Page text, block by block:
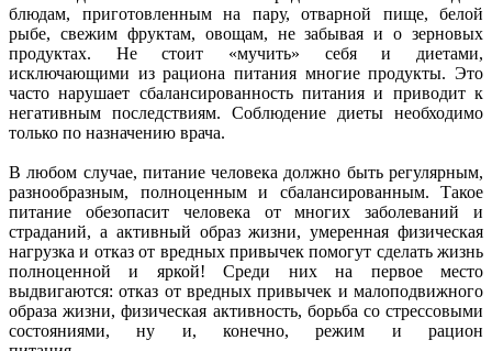
блюдам, приготовленным на пару, отварной пище, белой
рыбе, свежим фруктам, овощам, не забывая и о зерновых
продуктах. Не стоит «мучить» себя и диетами,
исключающими из рациона питания многие продукты. Это
часто нарушает сбалансированность питания и приводит к
негативным последствиям. Соблюдение диеты необходимо
только по назначению врача.
В любом случае, питание человека должно быть регулярным,
разнообразным, полноценным и сбалансированным. Такое
питание обезопасит человека от многих заболеваний и
страданий, а активный образ жизни, умеренная физическая
нагрузка и отказ от вредных привычек помогут сделать жизнь
полноценной и яркой! Среди них на первое место
выдвигаются: отказ от вредных привычек и малоподвижного
образа жизни, физическая активность, борьба со стрессовыми
состояниями, ну и, конечно, режим и рацион